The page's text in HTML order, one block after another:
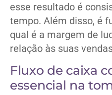
esse resultado é
tempo. Além disso, é
qual é a margem de
relação às suas
Fluxo de caixa
essencial na